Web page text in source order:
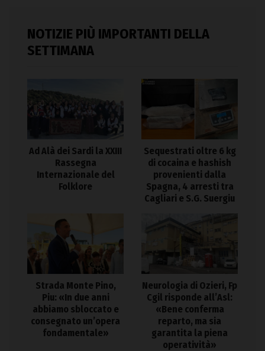
NOTIZIE PIÙ IMPORTANTI DELLA
SETTIMANA
Ad Alà dei Sardi la XXIII
Rassegna
Internazionale del
Folklore
Sequestrati oltre 6 kg
di cocaina e hashish
provenienti dalla
Spagna, 4 arresti tra
Cagliari e S.G. Suergiu
Strada Monte Pino,
Piu: «In due anni
abbiamo sbloccato e
consegnato un’opera
fondamentale»
Neurologia di Ozieri, Fp
Cgil risponde all’Asl:
«Bene conferma
reparto, ma sia
garantita la piena
operatività»